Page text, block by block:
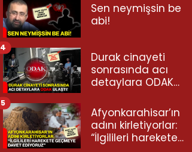
Sen neymişsin be
abi!
Durak cinayeti
sonrasında acı
detaylara ODAK
4
Afyonkarahisar’ın
adını kirletiyorlar:
“İlgilileri harekete
5